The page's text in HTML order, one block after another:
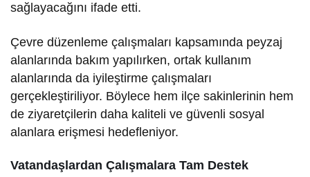
sağlayacağını ifade etti.
Çevre düzenleme çalışmaları kapsamında peyzaj
alanlarında bakım yapılırken, ortak kullanım
alanlarında da iyileştirme çalışmaları
gerçekleştiriliyor. Böylece hem ilçe sakinlerinin hem
de ziyaretçilerin daha kaliteli ve güvenli sosyal
alanlara erişmesi hedefleniyor.
Vatandaşlardan Çalışmalara Tam Destek